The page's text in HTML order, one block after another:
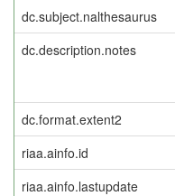
dc.subject.nalthesaurus
dc.description.notes
dc.format.extent2
riaa.ainfo.id
riaa.ainfo.lastupdate